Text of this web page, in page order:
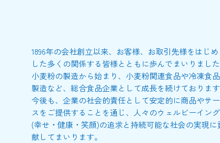
1896年の会社創立以来、お客様、お取引先様をはじ
した多くの関係する皆様とともに歩んでまいりまし
小麦粉の製造から始まり、小麦粉関連食品や冷凍食
製造など、総合食品企業として成長を続けておりま
今後も、企業の社会的責任として安定的に商品やサ
スをご提供することを通じ、人々のウェルビーイング
(幸せ・健康・笑顔)の追求と持続可能な社会の実現に
献してまいります。